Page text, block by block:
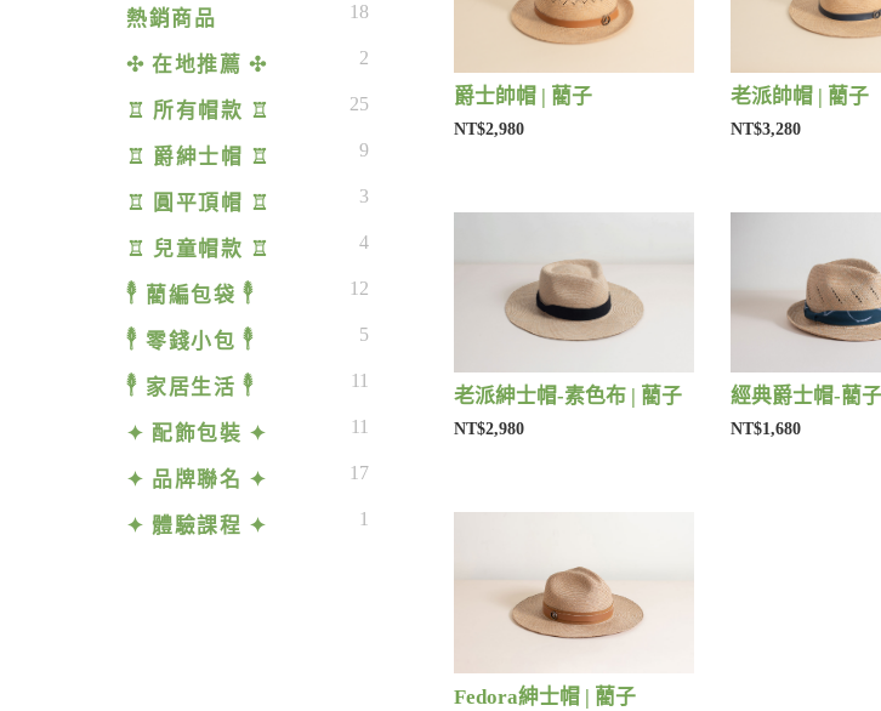
熱銷商品 18
✣ 在地推薦 ✣ 2
♖ 所有帽款 ♖ 25
♖ 爵紳士帽 ♖ 9
♖ 圓平頂帽 ♖ 3
♖ 兒童帽款 ♖ 4
𓇣 藺編包袋 𓇣 12
𓇣 零錢小包 𓇣 5
𓇣 家居生活 𓇣 11
✦ 配飾包裝 ✦ 11
✦ 品牌聯名 ✦ 17
✦ 體驗課程 ✦ 1
爵士帥帽 | 藺子
NT$2,980
老派帥帽 | 藺子
NT$3,280
老派紳士帽-素色布 | 藺子
NT$2,980 NT$1,680
Fedora紳士帽 | 藺子